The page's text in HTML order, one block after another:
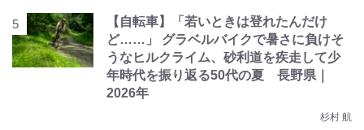
【自転車】「若いときは登れたんだけ
ど……」 グラベルバイクで暑さに負けそ
うなヒルクライム、砂利道を疾走して少
年時代を振り返る50代の夏 長野県｜
2026年
杉村 航